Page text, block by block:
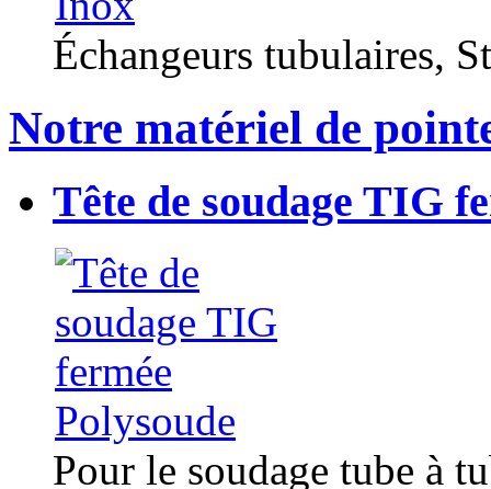
Échangeurs tubulaires,
Notre matériel de
Tête de soudage TIG
Pour le soudage tube à